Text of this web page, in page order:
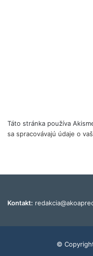
Táto stránka používa
sa spracovávajú údaje o
Kontakt:
©